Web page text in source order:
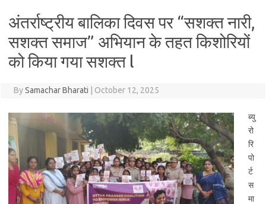
अंतर्राष्ट्रीय बालिका दिवस पर “सशक्त नारी,
सशक्त समाज” अभियान के तहत किशोरियों
को किया गया सशक्त l
BySamachar Bharati October 12, 2025
ब्यु
रो
रि
पो
र्ट
स
मा